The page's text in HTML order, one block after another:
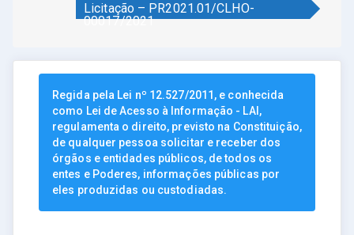
Licitação – PR2021.01/CLHO-
00017/2021
Regida pela Lei nº 12.527/2011, e conhecida
como Lei de Acesso à Informação - LAI,
regulamenta o direito, previsto na Constituição,
de qualquer pessoa solicitar e receber dos
órgãos e entidades públicos, de todos os
entes e Poderes, informações públicas por
eles produzidas ou custodiadas.